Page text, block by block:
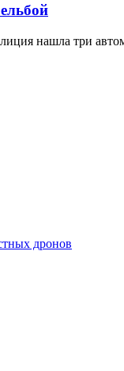
нашла три
дронов